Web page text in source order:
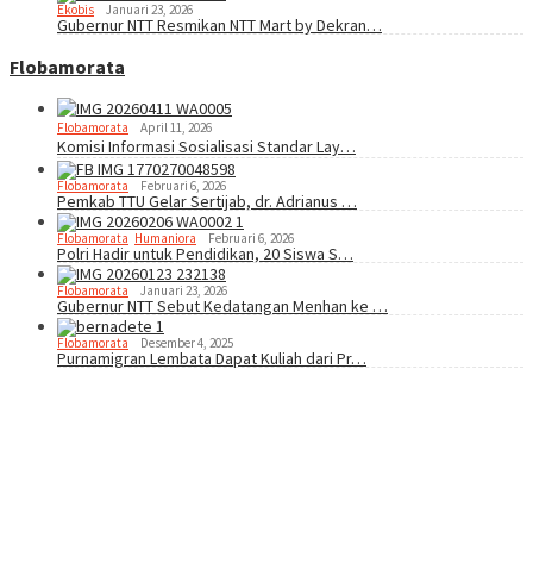
Ekobis Januari 23, 2026
Gubernur NTT Resmikan NTT Mart by Dekran…
Flobamorata
Flobamorata April 11, 2026
Komisi Informasi Sosialisasi Standar Lay…
Flobamorata Februari 6, 2026
Pemkab TTU Gelar Sertijab, dr. Adrianus …
Flobamorata Humaniora Februari 6, 2026
Polri Hadir untuk Pendidikan, 20 Siswa S…
Flobamorata Januari 23, 2026
Gubernur NTT Sebut Kedatangan Menhan ke …
Flobamorata Desember 4, 2025
Purnamigran Lembata Dapat Kuliah dari Pr…